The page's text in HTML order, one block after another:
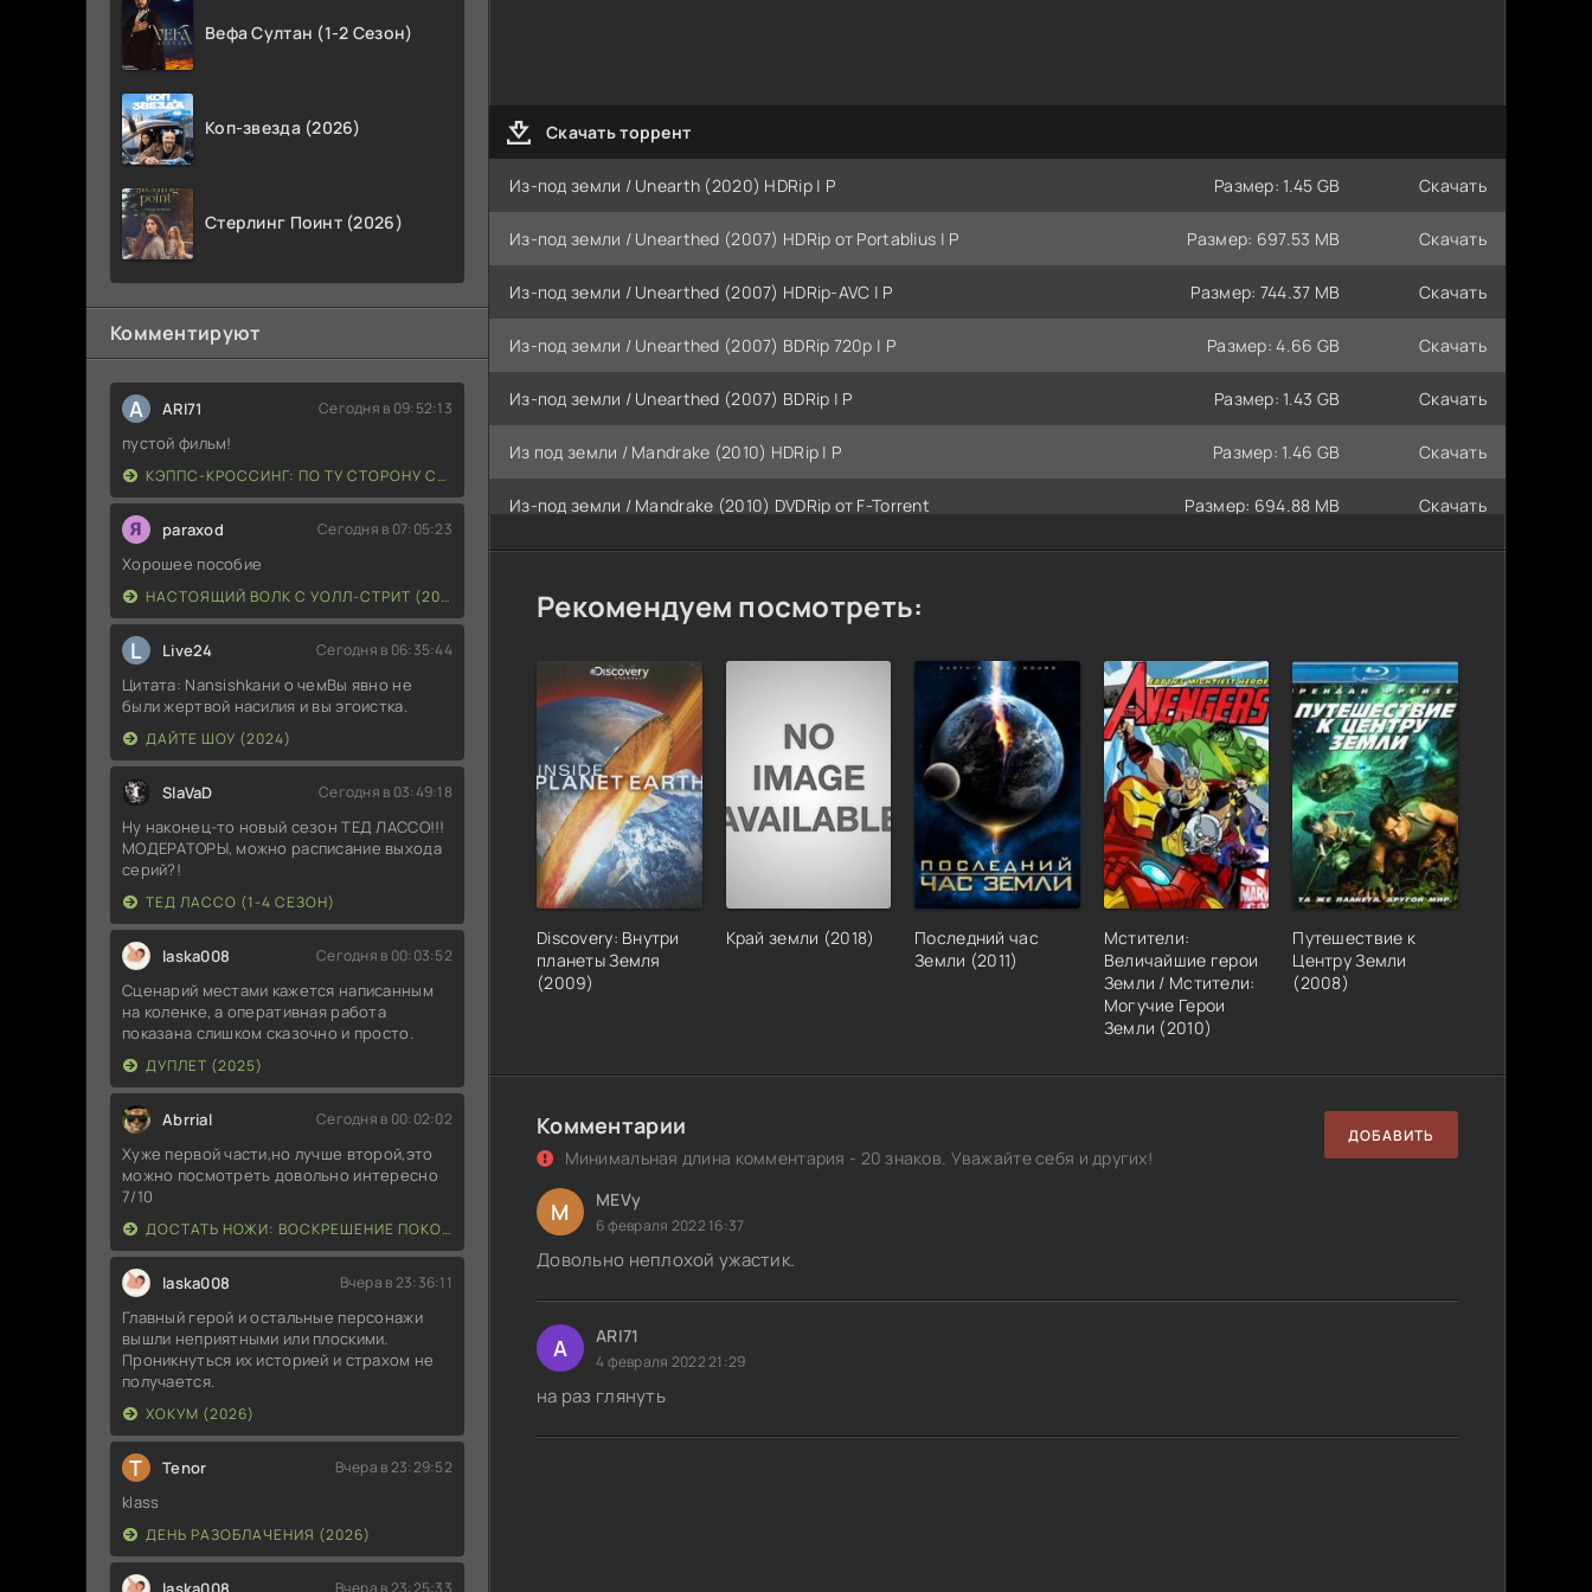
Вефа Султан (1-2 Сезон)
Коп-звезда (2026)
Стерлинг Поинт (2026)
Комментируют
A ARI71 Сегодня в 09:52:13
пустой фильм!
КЭППС-КРОССИНГ: ПО ТУ СТОРОНУ СМЕРТИ (2026)
paraxod Сегодня в 07:05:23
Хорошее пособие
НАСТОЯЩИЙ ВОЛК С УОЛЛ-СТРИТ (2026)
L Live24 Сегодня в 06:35:44
Цитата: Nansishkaни о чемВы явно не
были жертвой насилия и вы эгоистка.
ДАЙТЕ ШОУ (2024)
SlaVaD Сегодня в 03:49:18
Ну наконец-то новый сезон ТЕД ЛАССО!!!
МОДЕРАТОРЫ, можно расписание выхода
серий?!
ТЕД ЛАССО (1-4 СЕЗОН)
laska008 Сегодня в 00:03:52
Сценарий местами кажется написанным
на коленке, а оперативная работа
показана слишком сказочно и просто.
ДУПЛЕТ (2025)
Abrrial Сегодня в 00:02:02
Хуже первой части,но лучше второй,это
можно посмотреть довольно интересно
7/10
ДОСТАТЬ НОЖИ: ВОСКРЕШЕНИЕ ПОКОЙНИКА (2025)
laska008 Вчера в 23:36:11
Главный герой и остальные персонажи
вышли неприятными или плоскими.
Проникнуться их историей и страхом не
получается.
ХОКУМ (2026)
T Tenor Вчера в 23:29:52
klass
ДЕНЬ РАЗОБЛАЧЕНИЯ (2026)
Скачать торрент
Из-под земли / Unearth (2020) HDRip | P Размер: 1.45 GB Скачать
Из-под земли / Unearthed (2007) HDRip от Portablius | P Размер: 697.53 MB Скачать
Из-под земли / Unearthed (2007) HDRip-AVC | P Размер: 744.37 MB Скачать
Из-под земли / Unearthed (2007) BDRip 720p | P Размер: 4.66 GB Скачать
Из-под земли / Unearthed (2007) BDRip | P Размер: 1.43 GB Скачать
Из под земли / Mandrake (2010) HDRip | P Размер: 1.46 GB Скачать
Из-под земли / Mandrake (2010) DVDRip от F-Torrent Размер: 694.88 MB Скачать
Под землёй / Yeralti (2026) WEB-DLRip [H.264/1080p-LQ] (сезон 1, серии 1-16
Размер: 29.1 GB Скачать
Рекомендуем посмотреть:
Discovery: Внутри
планеты Земля
(2009)
Край земли (2018)
Последний час
Земли (2011)
Мстители:
Величайшие герои
Земли / Мстители:
Могучие Герои
Земли (2010)
Путешествие к
Центру Земли
(2008)
Комментарии
Минимальная длина комментария - 20 знаков. Уважайте себя и других!
ДОБАВИТЬ
M MEVy
6 февраля 2022 16:37
Довольно неплохой ужастик.
A ARI71
4 февраля 2022 21:29
на раз глянуть